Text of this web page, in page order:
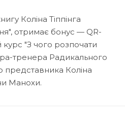
Коліна Тіппінга
отримає бонус — QR-
"З чого розпочати
тренера Радикального
представника Коліна
Манохи.